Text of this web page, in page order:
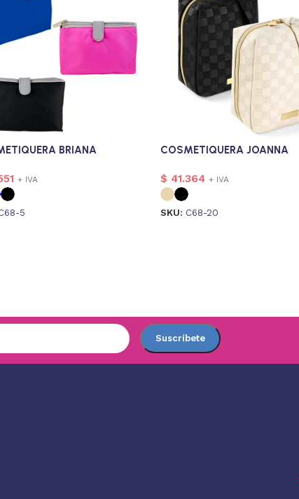
BRIANA
+ IVA
5
COSMETIQUERA JOANNA
$ 41.364 + IVA
SKU: C68-20